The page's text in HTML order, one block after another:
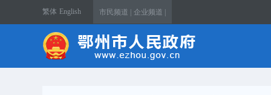
繁体 English 市民频道 | 企业频道 |